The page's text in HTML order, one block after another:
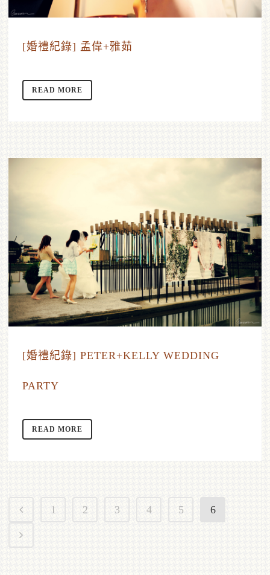
[婚禮紀錄] 孟偉+雅茹
READ MORE
[婚禮紀錄] PETER+KELLY WEDDING
PARTY
READ MORE
1 2 3 4 5 6